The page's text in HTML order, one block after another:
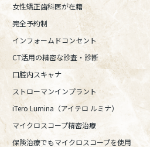
女性矯正歯科医が在籍
完全予約制
インフォームドコンセント
CT活用の精密な診査・診断
口腔内スキャナ
ストローマンインプラント
iTero Lumina（アイテロ ルミナ）
マイクロスコープ精密治療
保険治療でもマイクロスコープを使用